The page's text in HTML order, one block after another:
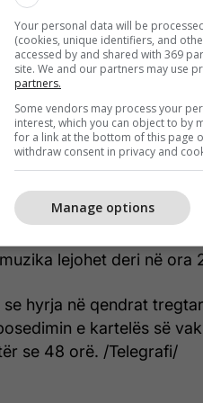
certifikata e vaksinimit
të vaksinës kundër
19 jo më i vjetër se 72
19 në të
OHTK.
kishte marr vendim
19, ku ka zgjatur
sektori i gastronomisë
lejohet deri në ora
se hyrja në qendrat
e kartelës së
se 48 orë. /Telegrafi/
Your personal data will be
(cookies, unique identifiers, and
accessed by and shared with 369
site. We and our partners may use
partners.
Some vendors may process your
interest, which you can object to by
for a link at the bottom of this page
withdraw consent in privacy and
Manage options